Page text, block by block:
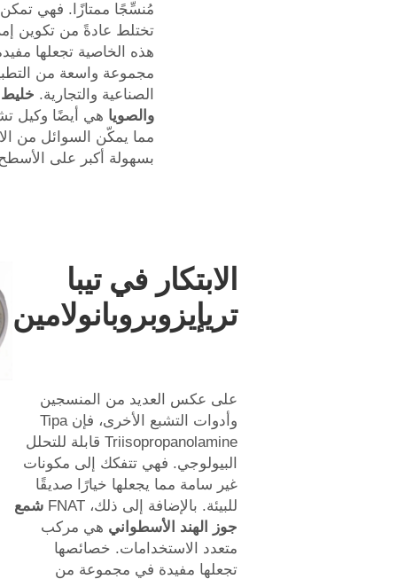
مُنسِّجًا ممتازًا. فهي
تختلط عادةً من تكوين
هذه الخاصية تجعلها
مجموعة واسعة من
الصناعية والتجارية. خليط
والصويا هي أيضًا وكيل
مما يمكّن السوائل من
بسهولة أكبر على
الابتكار في تيبا
تريإيزوبروبانولامين
على عكس العديد من المنسجين
وأدوات التشبع الأخرى، فإن Tipa
Triisopropanolamine قابلة للتحلل
البيولوجي. فهي تتفكك إلى مكونات
غير سامة مما يجعلها خيارًا صديقًا
للبيئة. بالإضافة إلى ذلك، FNAT
شمع
جوز الهند الأسطواني هي مركب
متعدد الاستخدامات. خصائصها
تجعلها مفيدة في مجموعة من